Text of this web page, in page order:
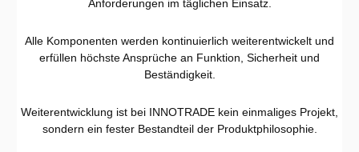
Anforderungen im täglichen Einsatz.
Alle Komponenten werden kontinuierlich weiterentwickelt und
erfüllen höchste Ansprüche an Funktion, Sicherheit und
Beständigkeit.
Weiterentwicklung ist bei INNOTRADE kein einmaliges Projekt,
sondern ein fester Bestandteil der Produktphilosophie.